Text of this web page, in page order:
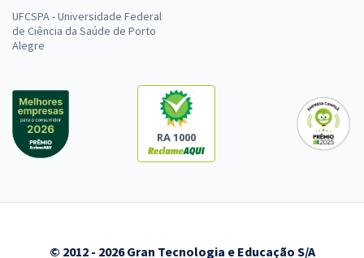
UFCSPA - Universidade Federal
de Ciência da Saúde de Porto
Alegre
RA 1000
© 2012 - 2026 Gran Tecnologia e Educação S/A